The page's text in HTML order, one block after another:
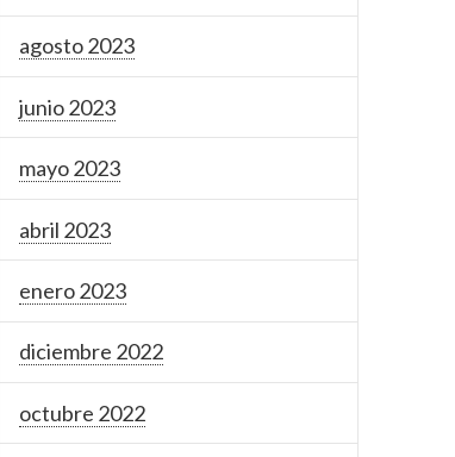
agosto 2023
junio 2023
mayo 2023
abril 2023
enero 2023
diciembre 2022
octubre 2022